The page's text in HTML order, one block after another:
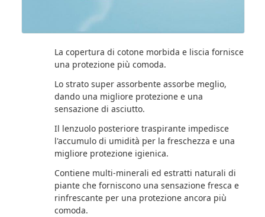
La copertura di cotone morbida e liscia fornisce
una protezione più comoda.
Lo strato super assorbente assorbe meglio,
dando una migliore protezione e una
sensazione di asciutto.
Il lenzuolo posteriore traspirante impedisce
l'accumulo di umidità per la freschezza e una
migliore protezione igienica.
Contiene multi-minerali ed estratti naturali di
piante che forniscono una sensazione fresca e
rinfrescante per una protezione ancora più
comoda.